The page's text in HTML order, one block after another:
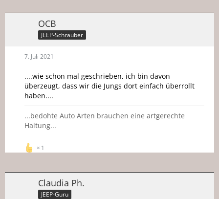
OCB
JEEP-Schrauber
7. Juli 2021
....wie schon mal geschrieben, ich bin davon
überzeugt, dass wir die Jungs dort einfach überrollt
haben....
...bedohte Auto Arten brauchen eine artgerechte
Haltung...
1
Claudia Ph.
JEEP-Guru